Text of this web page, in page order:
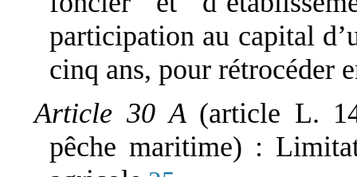
participation au capital
cinq ans, pour rétrocéder
Article 30 A (article L.
pêche maritime) :